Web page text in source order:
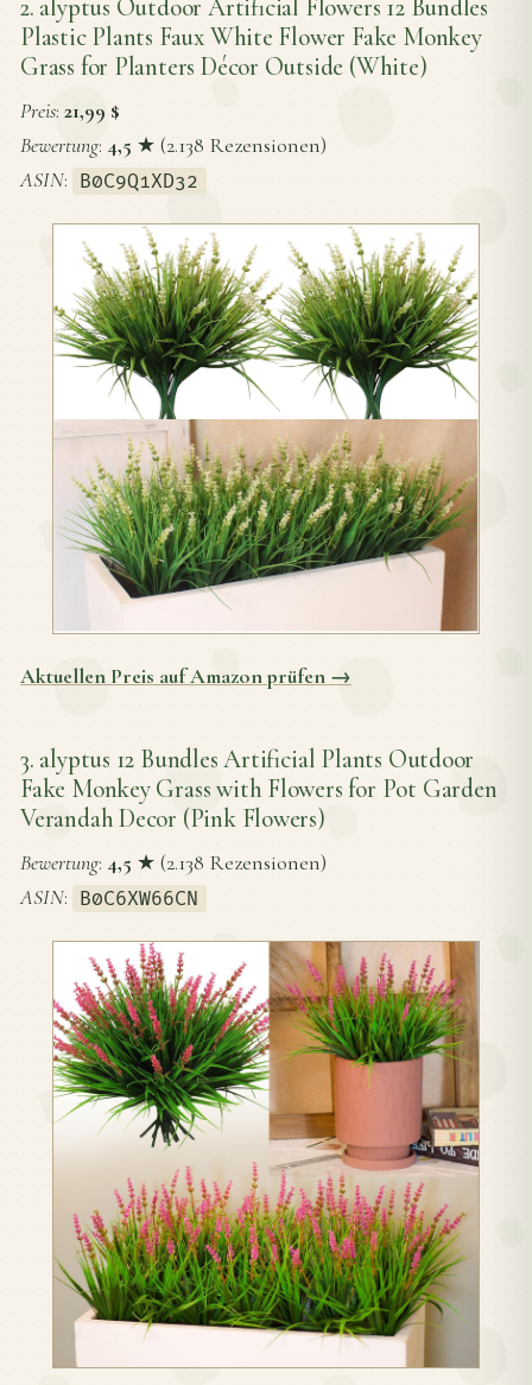
2. alyptus Outdoor Artificial Flowers 12 Bundles
Plastic Plants Faux White Flower Fake Monkey
Grass for Planters Décor Outside (White)
Preis: 21,99 $
Bewertung: 4,5 ★ (2.138 Rezensionen)
ASIN: B0C9Q1XD32
Aktuellen Preis auf Amazon prüfen →
3. alyptus 12 Bundles Artificial Plants Outdoor
Fake Monkey Grass with Flowers for Pot Garden
Verandah Decor (Pink Flowers)
Bewertung: 4,5 ★ (2.138 Rezensionen)
ASIN: B0C6XW66CN